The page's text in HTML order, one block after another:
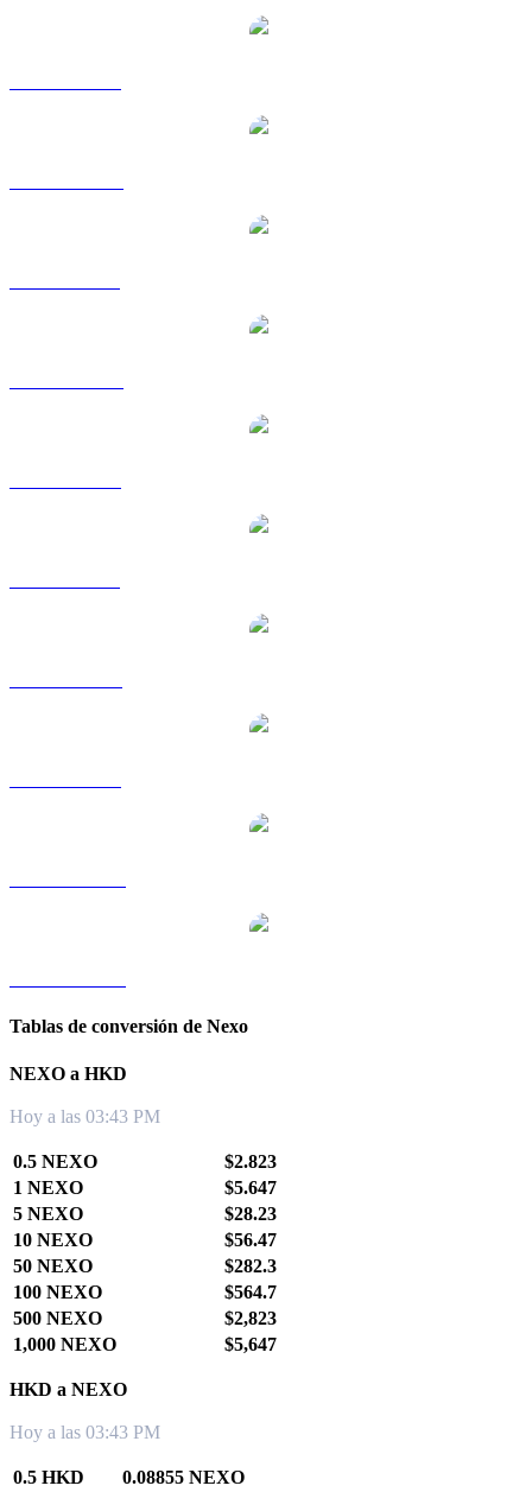
Tablas de conversión de Nexo
NEXO a HKD
Hoy a las 03:43 PM
0.5 NEXO
$2.823
1 NEXO
$5.647
5 NEXO
$28.23
10 NEXO
$56.47
50 NEXO
$282.3
100 NEXO
$564.7
500 NEXO
$2,823
1,000 NEXO
$5,647
HKD a NEXO
Hoy a las 03:43 PM
0.5 HKD
0.08855 NEXO